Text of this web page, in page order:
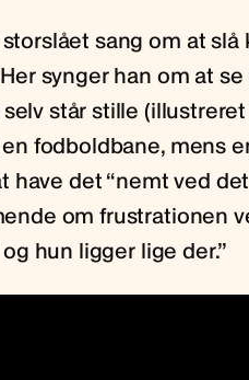
sang om at slå
synger han om at
står stille
fodboldbane, mens
have det “nemt ved
om frustrationen
hun ligger lige der.”